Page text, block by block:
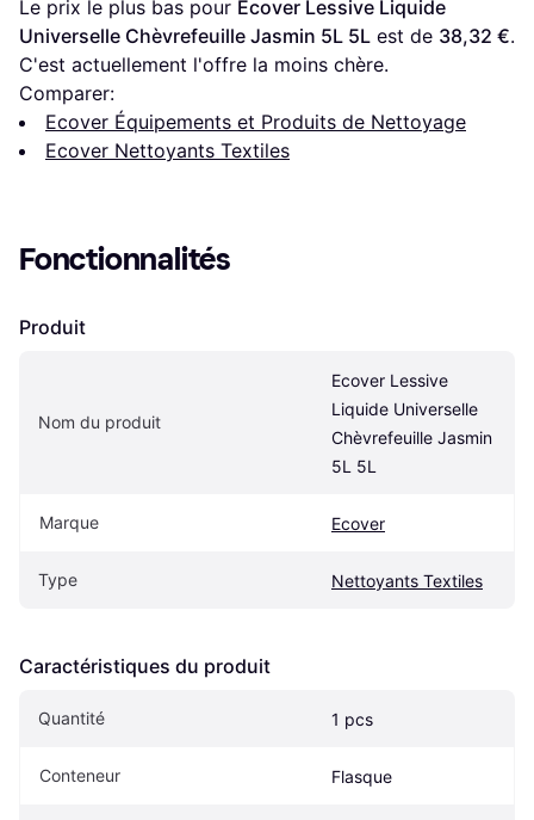
Le prix le plus bas pour Ecover Lessive Liquide
Universelle Chèvrefeuille Jasmin 5L 5L est de 38,32 €.
C'est actuellement l'offre la moins chère.
Comparer:
Ecover Équipements et Produits de Nettoyage
Ecover Nettoyants Textiles
Fonctionnalités
Produit
Nom du produit
Ecover Lessive
Liquide Universelle
Chèvrefeuille Jasmin
5L 5L
Marque Ecover
Type Nettoyants Textiles
Caractéristiques du produit
Quantité 1 pcs
Conteneur Flasque